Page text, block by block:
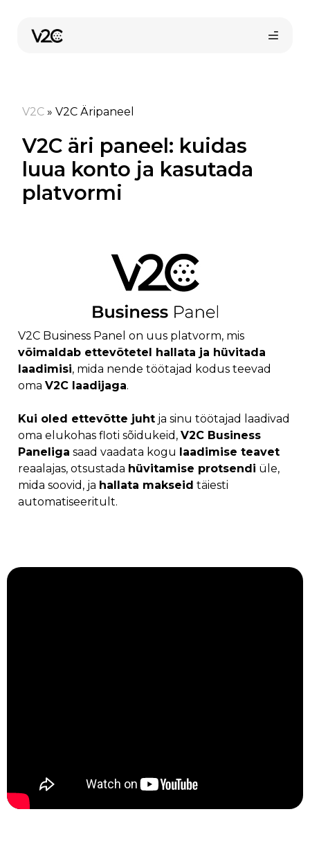
content
Osta veebist
V2C » V2C Äripaneel
V2C äri paneel: kuidas
luua konto ja kasutada
platvormi
V2C Business Panel on uus platvorm, mis
võimaldab ettevõtetel hallata ja hüvitada
laadimisi, mida nende töötajad kodus teevad
oma V2C laadijaga.
Kui oled ettevõtte juht ja sinu töötajad laadivad
oma elukohas floti sõidukeid, V2C Business
Paneliga saad vaadata kogu laadimise teavet
reaalajas, otsustada hüvitamise protsendi üle,
mida soovid, ja hallata makseid täiesti
automatiseeritult.